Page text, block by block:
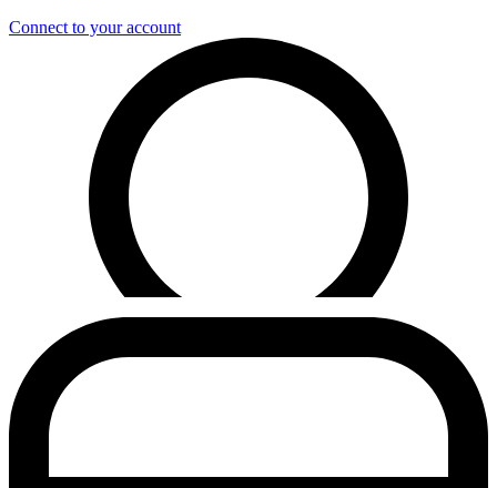
Connect to your account